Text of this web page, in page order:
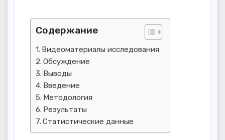
Содержание
Видеоматериалы исследования
Обсуждение
Выводы
Введение
Методология
Результаты
Статистические данные